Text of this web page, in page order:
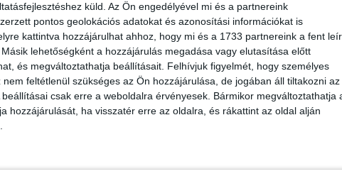
küld. Az Ön engedélyével mi és a partnereink
pontos geolokációs adatokat és azonosítási információkat is
kattintva hozzájárulhat ahhoz, hogy mi és a 1733 partnereink a fent
lehetőségként a hozzájárulás megadása vagy elutasítása előtt
és megváltoztathatja beállításait. Felhívjuk figyelmét, hogy személyes
feltétlenül szükséges az Ön hozzájárulása, de jogában áll tiltakozni az
csak erre a weboldalra érvényesek. Bármikor megváltoztathatja
hozzájárulását, ha visszatér erre az oldalra, és rákattint az oldal alján
kapcsán, nem csak a zeneiparban
kezelésével, amelyeket nem saját
úgynevezett Scope 3 kibocsátások. Az SAP
váljanak a digitális megoldások és a
Music Of The Spheres World Tour applikáció
fontos problémára, tettekre késztetni másokat,
operációs rendszerben is elérhető. A
augusztus 24-i glasgow-i koncertig
A párizsi
most
Ezzel a
összesen
Electronics
Leonardo...